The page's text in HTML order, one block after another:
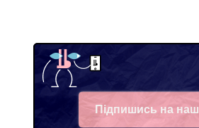
Підпишись на наш
Facebook